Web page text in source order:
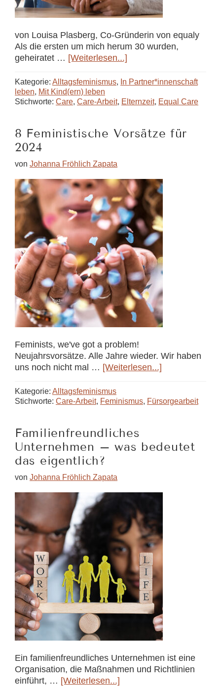
von Louisa Plasberg, Co-Gründerin von equaly
Als die ersten um mich herum 30 wurden,
geheiratet … [Weiterlesen...]
per
besser
Kategorie: Alltagsfeminismus, In Partner*innenschaft
leben, Mit Kind(ern) leben
Stichworte: Care, Care-Arbeit, Elternzeit, Equal Care
8 Feministische Vorsätze für
2024
von Johanna Fröhlich Zapata
Feminists, we've got a problem!
Neujahrsvorsätze. Alle Jahre wieder. Wir haben
uns noch nicht mal … [Weiterlesen...]
für
Kategorie: Alltagsfeminismus
Stichworte: Care-Arbeit, Feminismus, Fürsorgearbeit
Familienfreundliches
Unternehmen – was bedeutet
das eigentlich?
von Johanna Fröhlich Zapata
Ein familienfreundliches Unternehmen ist eine
Organisation, die Maßnahmen und Richtlinien
einführt, … [Weiterlesen...]